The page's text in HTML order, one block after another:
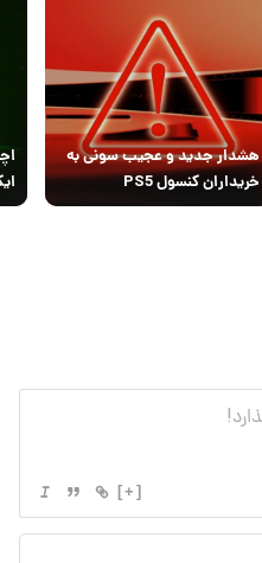
هشدار جدید و عجیب سونی به
خریداران کنسول PS5
[+]
نام